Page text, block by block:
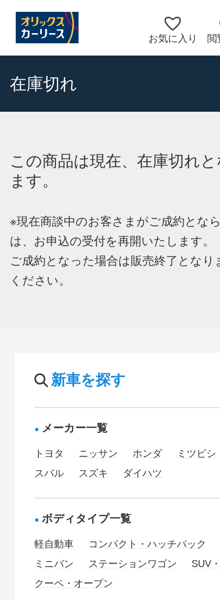
お気に入り 閲
在庫切れ
この商品は現在、在庫切れ
ます。
※現在商談中のお客さまがご成約とな
は、お申込の受付を再開いたします。
ご成約となった場合は販売終了となり
ください。
新車を探す
メーカー一覧
トヨタ ニッサン ホンダ
ミツビシ
スバル
スズキ ダイハツ
ボディタイプ一覧
軽自動車
コンパクト・ハッチバック
ミニバン
ステーションワゴン
SUV
クーペ・オープン